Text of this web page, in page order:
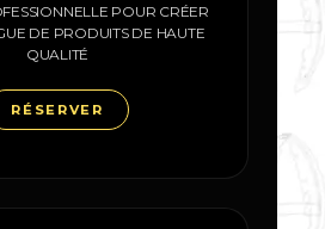
POUR CRÉER
DE PRODUITS DE HAUTE
QUALITÉ
RÉSERVER